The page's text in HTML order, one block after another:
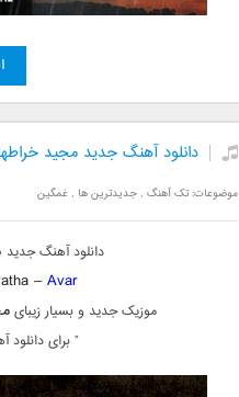
دانلود آهنگ جدید مجید خراطها
موضوعات:تک آهنگ ,جدیدترین ها ,غمگین
دانلود آهنگ جدید
–Avar
موزیک جدید و بسیار زیبای
” برای